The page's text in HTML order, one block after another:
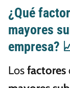
¿Qué
mayores
empresa?
Losfactores